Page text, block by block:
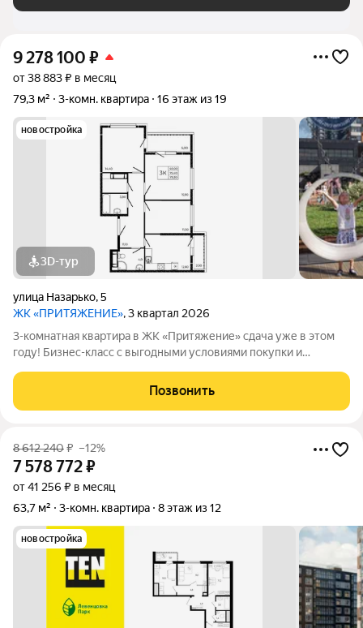
9 278 100 ₽
от 38 883 ₽ в месяц
79,3 м²
3-комн. квартира 16 этаж из 19
новостройка
3D-тур
улица Назарько,5
ЖК «ПРИТЯЖЕНИЕ», 3 квартал 2026
3-комнатная квартира в ЖК «Притяжение» сдача уже в этом
году! Бизнес-класс с выгодными условиями покупки и
Позвонить
8 612 240₽ –12%
7 578 772₽
от 41 256 ₽ в месяц
63,7 м²
3-комн. квартира 8 этаж из 12
новостройка